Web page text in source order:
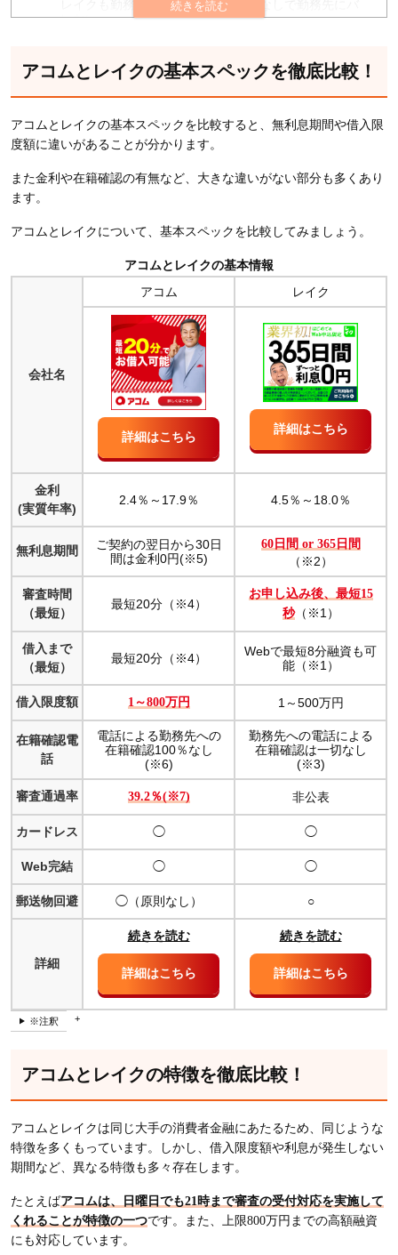
レイクも勤務先への在籍確認の電話なしで勤務先にバ
レない
の融資に対応
申込条件に大きな差はない！年齢や収入状況から選択
する必要あり
審査受付時間はアコムのほうが長い！毎日21:00まで
審査を行っている
わせて選択する必要あり
遅延利息はどちらも年20.0％！返済が遅れた日数に対
して毎日発生する
スマホ対応はアコムとレイクに違いはない！スマホ一
つでお金を借りられる
両社とも営業時間は24時間！電話や自動契約機の営業
時間はアコムのほうが長い
アコムはすぐにお金を借りたい人におすすめ
アコムの良い口コミ・評判
アコムの悪い口コミ・評判
レイクは無利息期間を活用して利息を抑えたい人にお
レイクの良い口コミ・評判
レイクの悪い口コミ・評判
当サイトおすすめカードローンランキング
アコムとレイクに関するよくある質問
融資までのスピードが早いのはどちらの会社でしょう
カードローンを選ぶポイントは？
申し込みの際に必要書類はどのようなものがあります
か？
カードローンの審査はどのようなものがありますか？
アルバイトやパートでも借入可能ですか？
申し込みに保証人・担保は必要ですか？
資金使途に制限はありますか？
住宅ローンを組んでいてもカードローンを利用できま
すか？
総量規制とはなんですか？
カードローン契約者が死亡した場合、返済はどうなり
アコムとレイクの基本スペックを徹底比較！
アコムとレイクの基本スペックを比較すると、無利息期間や借入限
度額に違いがあることが分かります。
また金利や在籍確認の有無など、大きな違いがない部分も多くあり
ます。
アコムとレイクについて、基本スペックを比較してみましょう。
アコムとレイクの基本情報
会社名
アコム レイク
詳細はこちら
詳細はこちら
金利
(実質年率)
2.4％～17.9％ 4.5％～18.0％
無利息期間
ご契約の翌日から30日
間は金利0円(※5)
60日間 or 365日間
（※2）
審査時間
（最短）
最短20分（※4）
お申し込み後、最短15
秒（※1）
借入まで
（最短）
最短20分（※4）
Webで最短8分融資も可
能（※1）
借入限度額 1～800万円 1～500万円
在籍確認電
話
電話による勤務先への
在籍確認100％なし
(※6)
勤務先への電話による
在籍確認は一切なし
(※3)
審査通過率 39.2％(※7) 非公表
カードレス ◯ ◯
Web完結 ◯ ◯
郵送物回避 ◯（原則なし） ○
詳細
続きを読む
詳細はこちら
続きを読む
詳細はこちら
※注釈
アコムとレイクの特徴を徹底比較！
アコムとレイクは同じ大手の消費者金融にあたるため、同じような
特徴を多くもっています。しかし、借入限度額や利息が発生しない
期間など、異なる特徴も多々存在します。
たとえばアコムは、日曜日でも21時まで審査の受付対応を実施して
くれることが特徴の一つです。また、上限800万円までの高額融資
にも対応しています。